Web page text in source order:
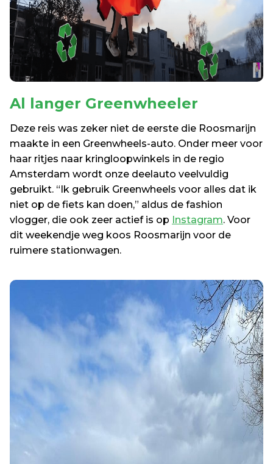
Al langer Greenwheeler
Deze reis was zeker niet de eerste die Roosmarijn
maakte in een Greenwheels-auto. Onder meer voor
haar ritjes naar kringloopwinkels in de regio
Amsterdam wordt onze deelauto veelvuldig
gebruikt. “Ik gebruik Greenwheels voor alles dat ik
niet op de fiets kan doen,” aldus de fashion
vlogger, die ook zeer actief is op Instagram. Voor
dit weekendje weg koos Roosmarijn voor de
ruimere stationwagen.